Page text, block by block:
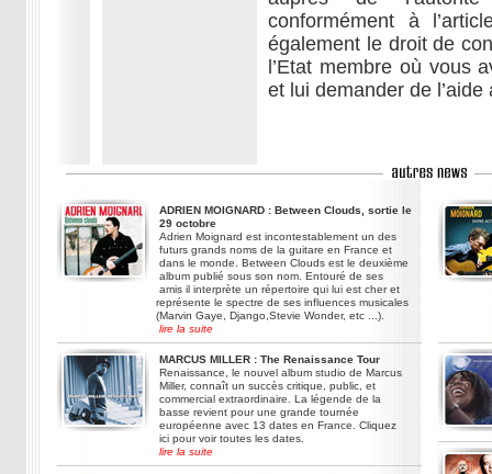
conformément à
également le droit de
l’Etat membre où vous
et lui demander de
ADRIEN MOIGNARD : Between Clouds, sortie le
29 octobre
Adrien Moignard est incontestablement un des
futurs grands noms de la guitare en France et
dans le monde. Between Clouds est le deuxième
album publié sous son nom. Entouré de ses
amis il interprète un répertoire qui lui est cher et
représente le spectre de ses influences musicales
(Marvin Gaye, Django,Stevie Wonder, etc ...).
lire la suite
MARCUS MILLER : The Renaissance Tour
Renaissance, le nouvel album studio de Marcus
Miller, connaît un succès critique, public, et
commercial extraordinaire. La légende de la
basse revient pour une grande tournée
européenne avec 13 dates en France. Cliquez
ici pour voir toutes les dates.
lire la suite